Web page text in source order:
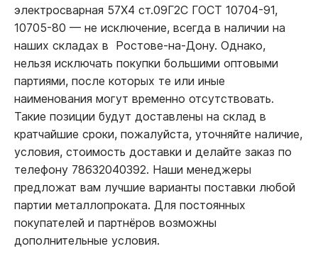
электросварная 57Х4 ст.09Г2С ГОСТ 10704-91,
10705-80 — не исключение, всегда в наличии на
наших складах в Ростове-на-Дону. Однако,
нельзя исключать покупки большими оптовыми
партиями, после которых те или иные
наименования могут временно отсутствовать.
Такие позиции будут доставлены на склад в
кратчайшие сроки, пожалуйста, уточняйте наличие,
условия, стоимость доставки и делайте заказ по
телефону 78632040392. Наши менеджеры
предложат вам лучшие варианты поставки любой
партии металлопроката. Для постоянных
покупателей и партнёров возможны
дополнительные условия.